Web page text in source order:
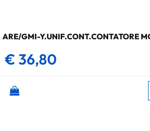
ARE/GMI-Y.UNIF.CONT.CONTATORE
€ 36,80
Quantità